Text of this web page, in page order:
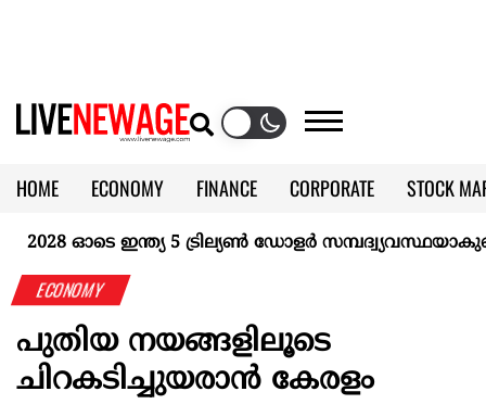
HOME ECONOMY FINANCE CORPORATE
STOCK
CALENDAR
KERALA @70
ഓടെ ഇന്ത്യ 5 ട്രില്യണ്‍ ഡോളര്‍
ECONOMY
പുതിയ നയങ്ങളിലൂടെ
ചിറകടിച്ചുയരാൻ കേരളം